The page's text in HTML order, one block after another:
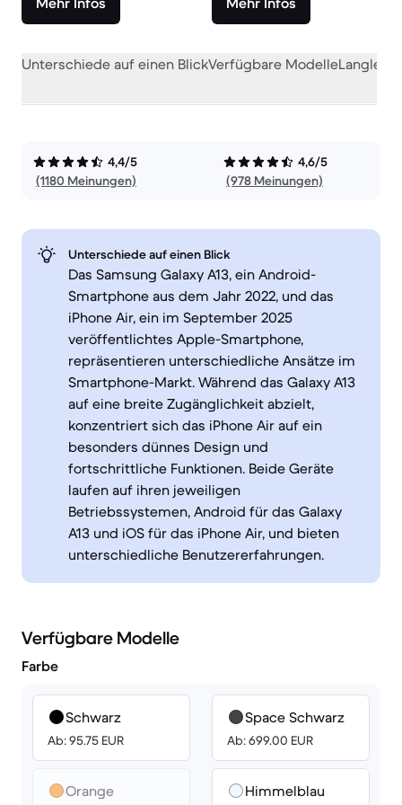
Unterschiede auf einen BlickVerfügbare Modelle
4,4/5
(1180 Meinungen)
4,6/5
(978 Meinungen)
Unterschiede auf einen Blick
Das Samsung Galaxy A13, ein Android-
Smartphone aus dem Jahr 2022, und das
iPhone Air, ein im September 2025
veröffentlichtes Apple-Smartphone,
repräsentieren unterschiedliche Ansätze im
Smartphone-Markt. Während das Galaxy A13
auf eine breite Zugänglichkeit abzielt,
konzentriert sich das iPhone Air auf ein
besonders dünnes Design und
fortschrittliche Funktionen. Beide Geräte
laufen auf ihren jeweiligen
Betriebssystemen, Android für das Galaxy
A13 und iOS für das iPhone Air, und bieten
unterschiedliche Benutzererfahrungen.
Verfügbare Modelle
Farbe
Schwarz
Ab: 95.75 EUR
Orange
Space Schwarz
Ab: 699.00 EUR
Himmelblau